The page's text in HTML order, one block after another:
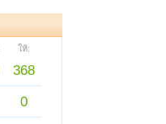
ให้:
368
0